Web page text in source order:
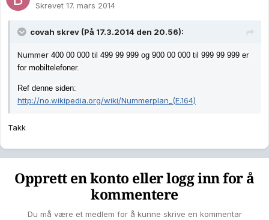
Skrevet 17. mars 2014
covah skrev (På 17.3.2014 den 20.56):
Nummer 400 00 000 til 499 99 999 og 900 00 000 til 999 99 999 er
for mobiltelefoner.
Ref denne siden:
http://no.wikipedia.org/wiki/Nummerplan_(E.164)
Takk
Opprett en konto eller logg inn for å
kommentere
Du må være et medlem for å kunne skrive en kommentar